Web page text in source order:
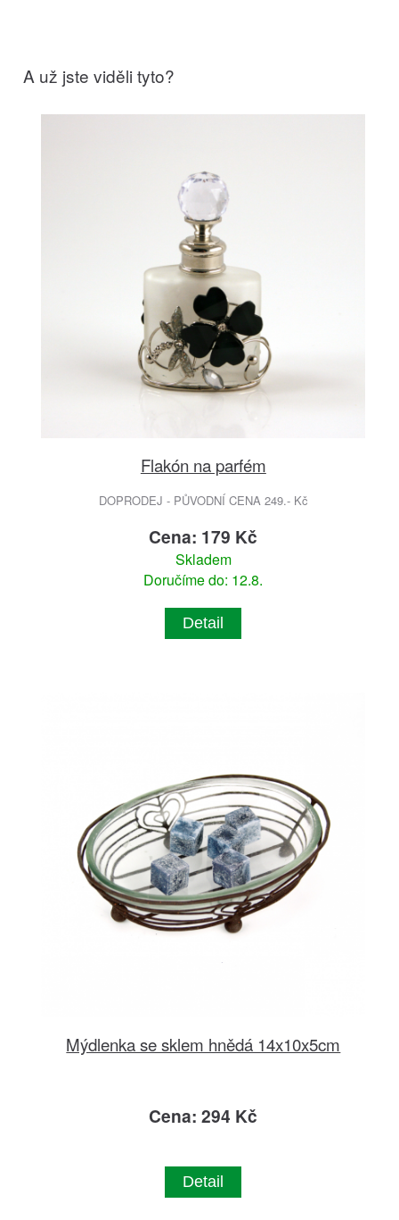
A už jste viděli tyto?
Flakón na parfém
DOPRODEJ - PŮVODNÍ CENA 249.- Kč
Cena: 179 Kč
Skladem
Doručíme do: 12.8.
Detail
Mýdlenka se sklem hnědá 14x10x5cm
Cena: 294 Kč
Detail